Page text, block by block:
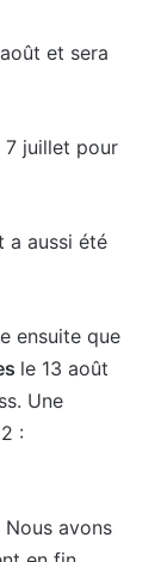
et sera
7 juillet pour
a aussi été
ensuite que
le 13 août
Une
:
Nous avons